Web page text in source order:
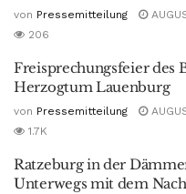
von Pressemitteilung
206
Freisprechungsfeier des
Herzogtum Lauenburg
von Pressemitteilung
1.7K
Ratzeburg in der
Unterwegs mit dem